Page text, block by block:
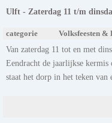
Ulft - Zaterdag 11 t/m
categorie Volksfeesten &
Van zaterdag 11 tot en met
Eendracht de jaarlijkse
staat het dorp in het teken van